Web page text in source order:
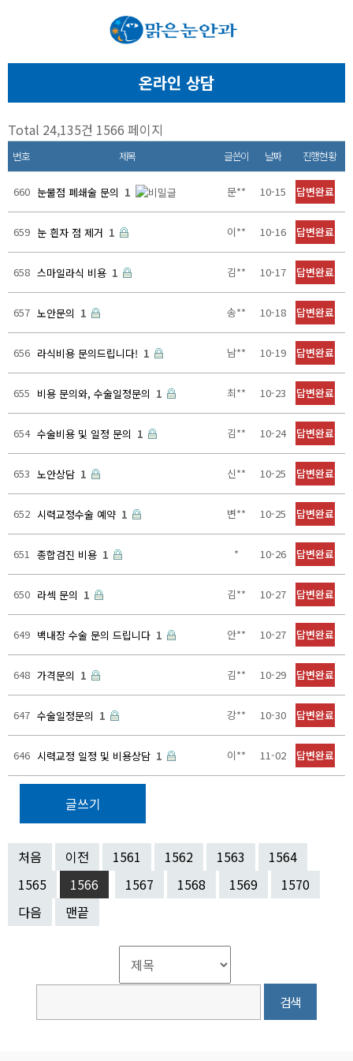
온라인 상담
Total 24,135건 1566 페이지
번호 제목 글쓴이 날짜 진행현황
660 눈물점 폐쇄술 문의 1 문** 10-15 답변완료
659 눈 흰자 점 제거 1 이** 10-16 답변완료
658 스마일라식 비용 1 김** 10-17 답변완료
657 노안문의 1 송** 10-18 답변완료
656 라식비용 문의드립니다! 1 남** 10-19 답변완료
655 비용 문의와, 수술일정문의 1 최** 10-23 답변완료
654 수술비용 및 일정 문의 1 김** 10-24 답변완료
653 노안상담 1 신** 10-25 답변완료
652 시력교정수술 예약 1 변** 10-25 답변완료
651 종합검진 비용 1 * 10-26 답변완료
650 라섹 문의 1 김** 10-27 답변완료
649 백내장 수술 문의 드립니다 1 안** 10-27 답변완료
648 가격문의 1 김** 10-29 답변완료
647 수술일정문의 1 강** 10-30 답변완료
646 시력교정 일정 및 비용상담 1 이** 11-02 답변완료
글쓰기
처음 이전 1561 1562 1563
1564
1565
1566 1567 1568 1569
1570
다음
맨끝